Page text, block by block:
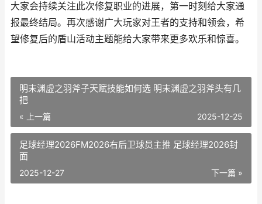
大家会持续关注此次修复职业的进展，第一时刻给大家通
报最终结局。再次感谢广大玩家对王者的支持和领会，希
望修复后的盾山活动主题能给大家带来更多欢乐和惊喜。
明末渊虚之羽斧子天赋技能如何选 明末渊虚之羽斧头有几
把
« 上一篇 2025-12-25
足球经理2026FM2026右后卫球员主推 足球经理2026封
面
下一篇 »
2025-12-27